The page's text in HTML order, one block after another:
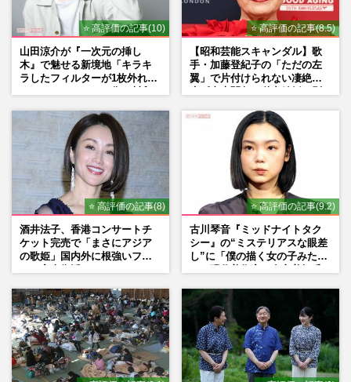
「年間12万人→48万人」V…
週刊女性2026年7月21日号 2026/7/11
⭐ 高評価の記事(10)
山田涼介が『一次元の挿し
木』で魅せる新境地「キラキ
ラしたフィルターが1枚外れて
⭐ 高評価の記事(8.5)
【昭和芸能スキャンダル】歌
手・加藤登紀子の「ただの左
翼」で片付けられない凄絶半
⭐ 高評価の記事(8)
酒井法子、香港コンサートチ
ケット完売で「まさにアジア
の歌姫」国内外に根強いファ
⭐ 高評価の記事(9.2)
古川琴音『ミッドナイトタク
シー』の“ミステリアスな眼差
し”に「僕の描く女の子みた